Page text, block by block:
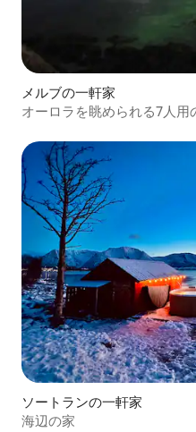
メルブの一軒家
オーロラを眺められる7人用
ソートランの一軒家
海辺の家